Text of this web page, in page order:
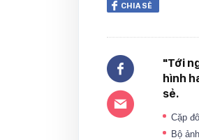
CHIA SẺ
"Tới
hình
sẻ.
Cặp
Bộ